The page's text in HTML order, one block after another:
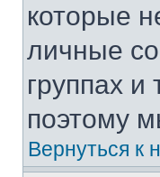
которые
личные
группах и
поэтому
Вернуться к